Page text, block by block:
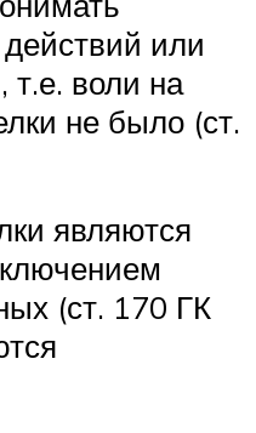
или
т.е. воли на
не было (ст.
являются
(ст. 170 ГК